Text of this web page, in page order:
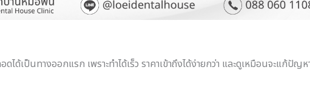
เป็นทางออกแรก เพราะทำได้เร็ว ราคาเข้าถึงได้ง่ายกว่า และดูเหมือนจะแก้ปัญ